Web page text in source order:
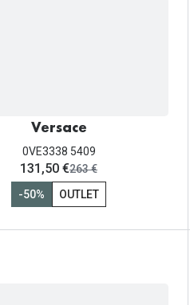
Versace
0VE3338 5409
ahora:
131,50 €antes:
263 €
-50%
OUTLET